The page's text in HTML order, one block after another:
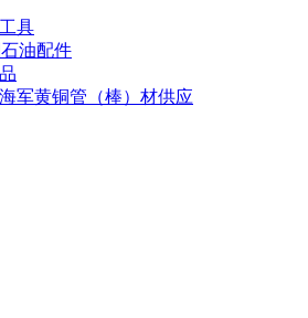
具
油配件
军黄铜管（棒）材供应